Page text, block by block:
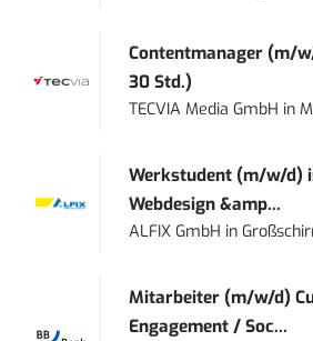
Contentmanager (m/
30 Std.)
TECVIA Media GmbH in
Werkstudent (m/w/d)
Webdesign &amp...
ALFIX GmbH in
Mitarbeiter (m/w/d)
Engagement / Soc...